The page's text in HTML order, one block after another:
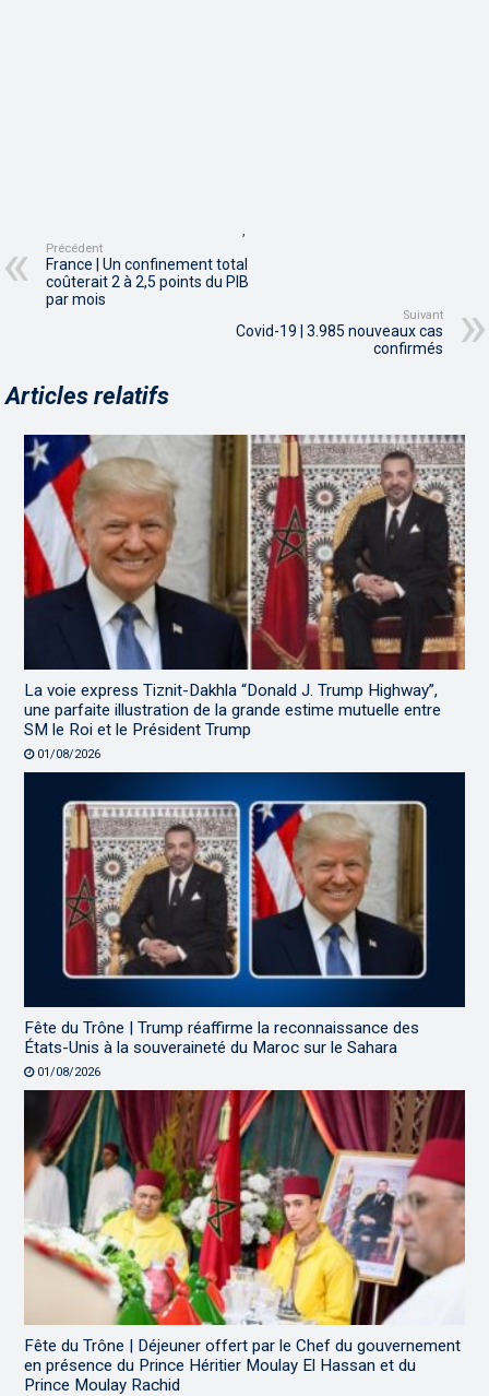
,
Précédent
France | Un confinement total
coûterait 2 à 2,5 points du PIB
par mois
Suivant
Covid-19 | 3.985 nouveaux cas
confirmés
Articles relatifs
La voie express Tiznit-Dakhla “Donald J. Trump Highway”,
une parfaite illustration de la grande estime mutuelle entre
SM le Roi et le Président Trump
01/08/2026
Fête du Trône | Trump réaffirme la reconnaissance des
États-Unis à la souveraineté du Maroc sur le Sahara
01/08/2026
Fête du Trône | Déjeuner offert par le Chef du gouvernement
en présence du Prince Héritier Moulay El Hassan et du
Prince Moulay Rachid